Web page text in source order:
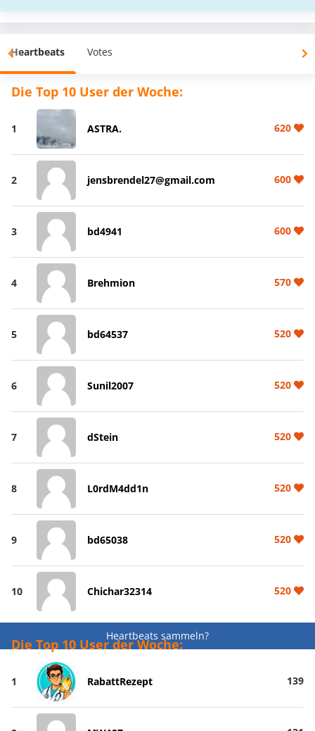
Heartbeats Votes
Die Top 10 User der Woche:
1 ASTRA. 620
2 jensbrendel27@gmail.com 600
3 bd4941 600
4 Brehmion 570
5 bd64537 520
6 Sunil2007 520
7 dStein 520
8 L0rdM4dd1n 520
9 bd65038 520
10 Chichar32314 520
Heartbeats sammeln?
Die Top 10 User der Woche:
1 RabattRezept 139